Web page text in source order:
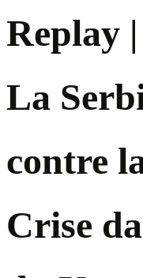
Replay
La
contre
Crise